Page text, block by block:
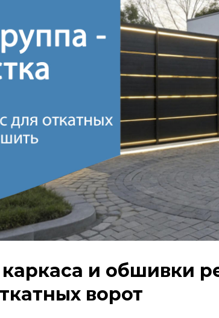
и обшивки
ворот